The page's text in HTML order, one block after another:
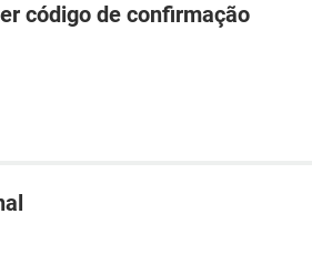
código de confirmação